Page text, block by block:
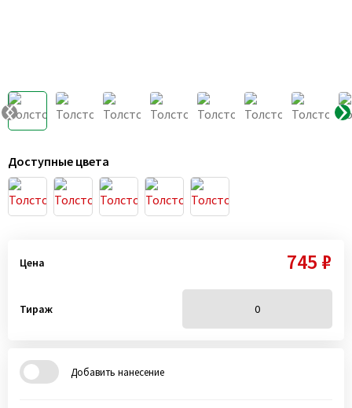
Доступные цвета
Цена 745 ₽
Тираж
Добавить нанесение